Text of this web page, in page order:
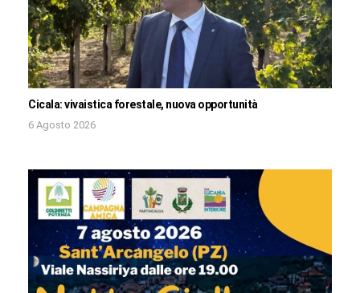
Cicala: vivaistica forestale, nuova opportunità
6 Agosto 2026